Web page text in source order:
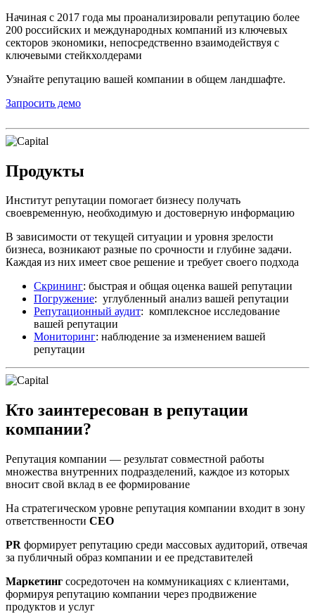
Начиная с 2017 года мы проанализировали репутацию более
200 российских и международных компаний из ключевых
секторов экономики, непосредственно взаимодействуя с
ключевыми стейкхолдерами
Узнайте репутацию вашей компании в общем ландшафте.
Запросить демо
Продукты
Институт репутации помогает бизнесу получать
своевременную, необходимую и достоверную информацию
В зависимости от текущей ситуации и уровня зрелости
бизнеса, возникают разные по срочности и глубине задачи.
Каждая из них имеет свое решение и требует своего подхода
Скрининг: быстрая и общая оценка вашей репутации
Погружение: углубленный анализ вашей репутации
Репутационный аудит: комплексное исследование
вашей репутации
Мониторинг: наблюдение за изменением вашей
репутации
Кто заинтересован в репутации
компании?
Репутация компании — результат совместной работы
множества внутренних подразделений, каждое из которых
вносит свой вклад в ее формирование
На стратегическом уровне репутация компании входит в зону
ответственности CEO
PR формирует репутацию среди массовых аудиторий, отвечая
за публичный образ компании и ее представителей
Маркетинг сосредоточен на коммуникациях с клиентами,
формируя репутацию компании через продвижение
продуктов и услуг